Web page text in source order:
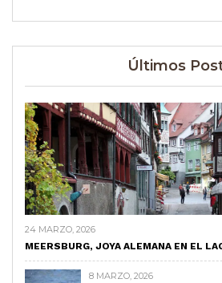
Últimos
24 MARZO, 2026
MEERSBURG, JOYA ALEMANA EN EL
8 MARZO, 2026